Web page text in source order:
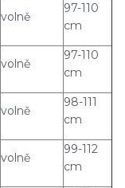
volně
97-110
cm
volně
97-110
cm
volně
98-111
cm
volně
99-112
cm